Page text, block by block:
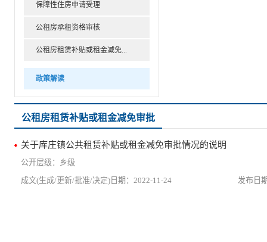
保障性住房申请受理
公租房承租资格审核
公租房租赁补贴或租金减免...
政策解读
公租房租赁补贴或租金减免审批
关于库庄镇公共租赁补贴或租金减免审批情况的说明
乡级
2022-11-24